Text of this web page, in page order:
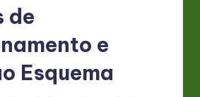
de
e
Esquema